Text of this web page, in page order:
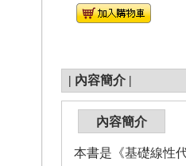
| 內容簡介 |
內容簡介
本書是《基礎線性